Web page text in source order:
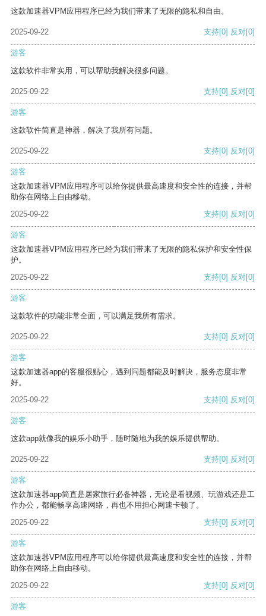
这款加速器VPM应用程序已经为我们带来了无限的隐私和自由。
2025-09-22 支持[0] 反对[0]
游客
这款软件非常实用，可以帮助我解决很多问题。
2025-09-22 支持[0] 反对[0]
游客
这款软件简直是神器，解决了我所有问题。
2025-09-22 支持[0] 反对[0]
游客
这款加速器VPM应用程序可以给你提供最高速度和安全性的连接，并帮
助你在网络上自由移动。
2025-09-22
支持[0] 反对[0]
游客
这款加速器VPM应用程序已经为我们带来了无限的隐私保护和安全性保
护。
2025-09-22
支持[0] 反对[0]
游客
这款软件的功能非常全面，可以满足我所有需求。
2025-09-22 支持[0] 反对[0]
游客
这款加速器app的客服很贴心，遇到问题都能及时解决，服务态度非常
好。
2025-09-22
支持[0] 反对[0]
游客
这款app就像我的娱乐小助手，随时随地为我的娱乐提供帮助。
2025-09-22 支持[0] 反对[0]
游客
这款加速器app简直是居家旅行必备神器，无论是看视频、玩游戏还是工
作办公，都能畅享高速网络，再也不用担心网速卡顿了。
2025-09-22
支持[0] 反对[0]
游客
这款加速器VPM应用程序可以给你提供最高速度和安全性的连接，并帮
助你在网络上自由移动。
2025-09-22
支持[0] 反对[0]
游客